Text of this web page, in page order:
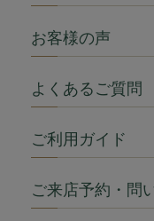
お客様の声
よくあるご質問
ご利用ガイド
ご来店予約・問